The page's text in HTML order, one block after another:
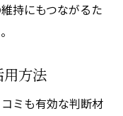
持にもつながるた
用方法
ミも有効な判断材